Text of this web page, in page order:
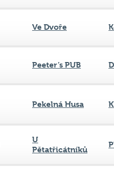
Ve Dvoře
Peeter’s PUB
Pekelná Husa
U
Pětatřicátníků